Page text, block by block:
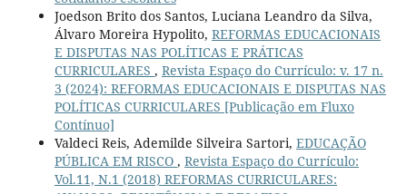
Joedson Brito dos Santos, Luciana Leandro da Silva,
Álvaro Moreira Hypolito, REFORMAS EDUCACIONAIS
E DISPUTAS NAS POLÍTICAS E PRÁTICAS
CURRICULARES , Revista Espaço do Currículo: v. 17 n.
3 (2024): REFORMAS EDUCACIONAIS E DISPUTAS NAS
POLÍTICAS CURRICULARES [Publicação em Fluxo
Contínuo]
Valdeci Reis, Ademilde Silveira Sartori, EDUCAÇÃO
PÚBLICA EM RISCO , Revista Espaço do Currículo:
Vol.11, N.1 (2018) REFORMAS CURRICULARES: